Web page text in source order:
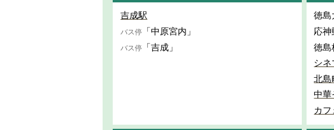
吉成駅
バス停 「中原宮内」
バス停 「吉成」
徳島
応神
徳島
シネ
北島
中華
カフ